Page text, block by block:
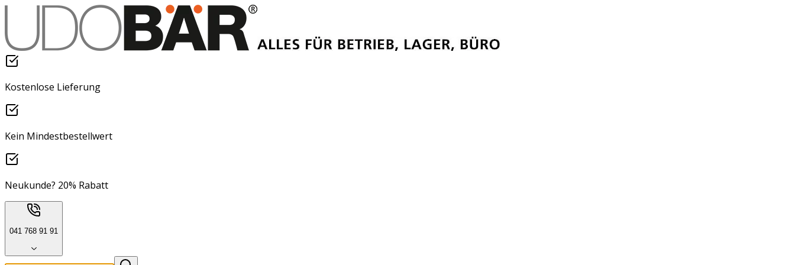
Kostenlose Lieferung
Kein Mindestbestellwert
Neukunde? 20% Rabatt
041 768 91 91